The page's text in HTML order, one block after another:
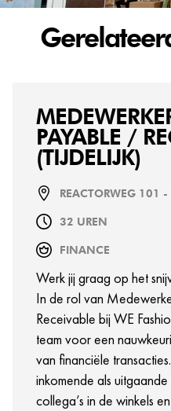
PAYABLE /
(TIJDELIJK)
REACTORWEG 101 -
32 UREN
FINANCE
Werk jij graag op het
In de rol van
Receivable bij WE
team voor een
van financiële
inkomende als
collega’s in de winkels